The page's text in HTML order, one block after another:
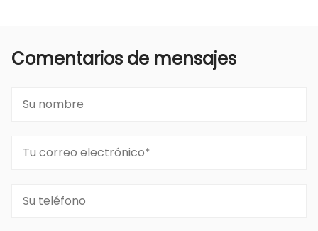
Comentarios de mensajes